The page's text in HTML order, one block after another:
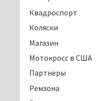
Квадроспорт
Коляски
Магазин
Мотокросс в США
Партнеры
Ремзона